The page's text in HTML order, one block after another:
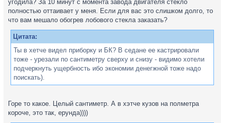
угодила? За 10 минут с момента завода двигателя стекло
полностью оттаивает у меня. Если для вас это слишком долго, то
что вам мешало обогрев лобового стекла заказать?
Цитата:
Ты в хетче видел приборку и БК? В седане ее кастрировали
тоже - урезали по сантиметру сверху и снизу - видимо хотели
подчеркнуть ущербность ибо экономии денегжной тоже надо
поискать).
Горе то какое. Целый сантиметр. А в хэтче кузов на полметра
короче, это так, ерунда))))